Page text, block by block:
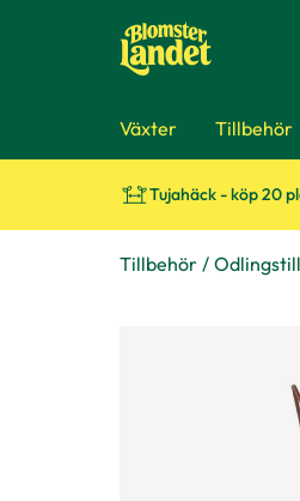
Växter Tillbehör
Tujahäck - köp 20
Tillbehör